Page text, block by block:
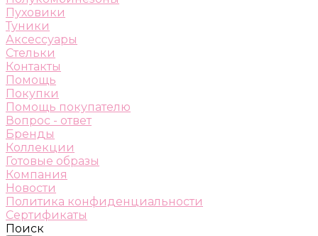
Пуховики
Туники
Аксессуары
Стельки
Контакты
Помощь
Покупки
Помощь покупателю
Вопрос - ответ
Бренды
Коллекции
Готовые образы
Компания
Новости
Политика конфиденциальности
Сертификаты
Поиск